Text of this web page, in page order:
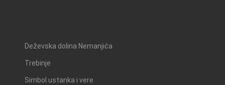
Deževska dolina Nemanjića
Trebinje
Simbol ustanka i vere